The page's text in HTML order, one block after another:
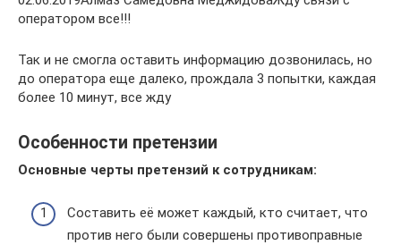
оператором все!!!
Так и не смогла оставить информацию дозвонилась, но
до оператора еще далеко, прождала 3 попытки, каждая
более 10 минут, все жду
Особенности претензии
Основные черты претензий к сотрудникам:
Составить её может каждый, кто считает, что
против него были совершены противоправные